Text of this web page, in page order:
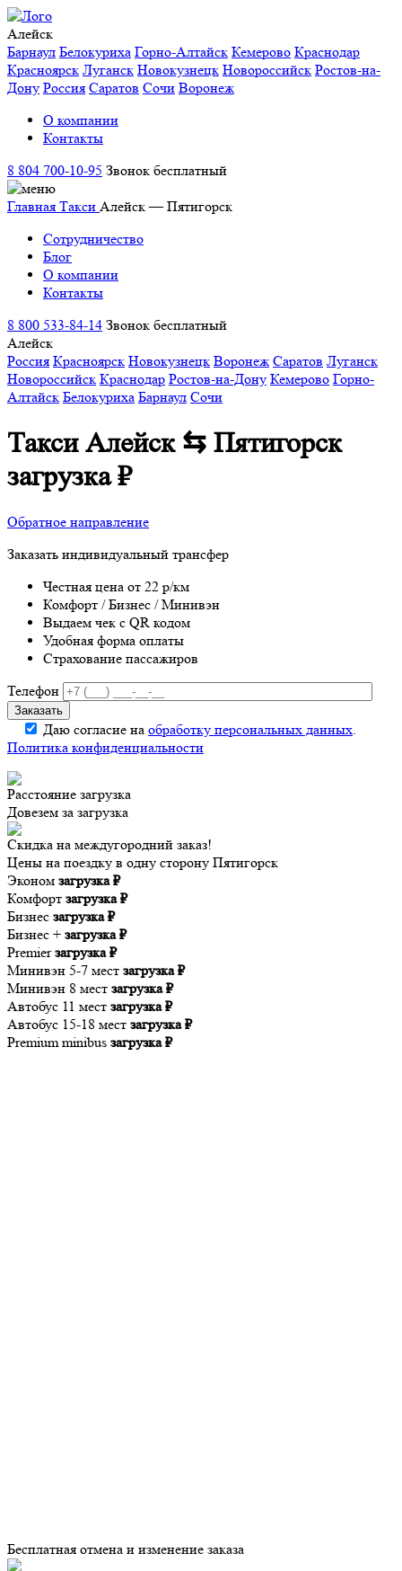
Алейск
Барнаул Белокуриха Горно-Алтайск Кемерово Краснодар
Красноярск Луганск Новокузнецк Новороссийск Ростов-на-
Дону Россия Саратов Сочи Воронеж
О компании
Контакты
8 804 700-10-95 Звонок бесплатный
Главная Такси Алейск — Пятигорск
Сотрудничество
Блог
О компании
Контакты
8 800 533-84-14 Звонок бесплатный
Алейск
Россия Красноярск Новокузнецк Воронеж Саратов Луганск
Новороссийск Краснодар Ростов-на-Дону Кемерово Горно-
Алтайск Белокуриха Барнаул Сочи
Такси Алейск ⇆ Пятигорск
загрузка₽
Обратное направление
Заказать индивидуальный трансфер
Честная цена от 22 р/км
Комфорт / Бизнес / Минивэн
Выдаем чек с QR кодом
Удобная форма оплаты
Страхование пассажиров
Телефон
Даю согласие на обработку персональных данных.
Политика конфиденциальности
Расстояние загрузка
Довезем за загрузка
Скидка на междугородний заказ!
Цены на поездку в одну сторону Пятигорск
Эконом загрузка ₽
Комфорт загрузка ₽
Бизнес загрузка ₽
Бизнес + загрузка ₽
Premier загрузка ₽
Минивэн 5-7 мест загрузка ₽
Минивэн 8 мест загрузка ₽
Автобус 11 мест загрузка ₽
Автобус 15-18 мест загрузка ₽
Premium minibus загрузка ₽
Бесплатная отмена и изменение заказа